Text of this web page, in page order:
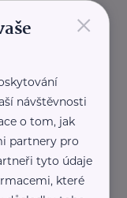
×
návštěvnosti
o tom, jak
partnery pro
tyto údaje
které